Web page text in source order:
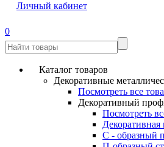
Личный кабинет
0
Каталог товаров
Декоративные
Посмотреть все
Декоративный
Посмотреть
С - образный